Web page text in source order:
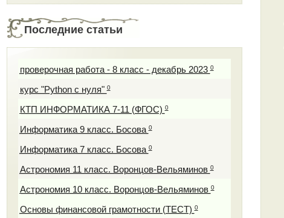
Последние статьи
проверочная работа - 8 класс - декабрь 20230
курс "Python с нуля"0
КТП ИНФОРМАТИКА 7-11 (ФГОС)0
Информатика 9 класс. Босова0
Информатика 7 класс. Босова0
Астрономия 11 класс. Воронцов-Вельяминов0
Астрономия 10 класс. Воронцов-Вельяминов0
Основы финансовой грамотности (ТЕСТ)0